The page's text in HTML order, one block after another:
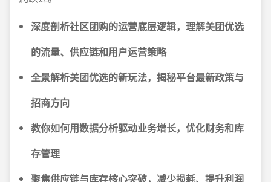
深度剖析社区团购的运营底层逻辑，理解美团优选
的流量、供应链和用户运营策略
全景解析美团优选的新玩法，揭秘平台最新政策与
招商方向
教你如何用数据分析驱动业务增长，优化财务和库
存管理
聚焦供应链与库存核心突破，减少损耗、提升利润